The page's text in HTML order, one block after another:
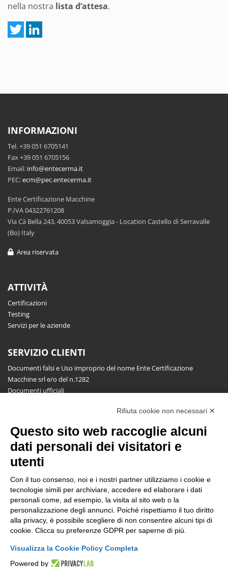
nella nostra lista d’attesa.
INFORMAZIONI
Tel. +39 051 6705141
Fax +39 051 6705156
Email: info@entecerma.it
PEC:ecm@pec.entecerma.it
Ente Certificazione Macchine
P.IVA 04322761208
Via Cà Bella 243, 40053 Valsamoggia - Location Castello di Serravalle
(Bo) Italy
Area riservata
ATTIVITÀ
Certificazioni
Testing
Servizi per le aziende
SERVIZIO CLIENTI
Documenti falsi e Uso improprio del nome Ente Certificazione
Macchine srl e/o del n.1282
Documenti ufficiali
NEWSLETTER
Resta aggiornato gratuitamente su tutte le novità.
Cliccando su Iscriviti dichiari di aver letto e accettato l'Informativa
Rifiuta cookie non necessari ✕
Questo sito web raccoglie alcuni
dati personali dei visitatori e
utenti
Con il tuo consenso, noi e i nostri partner utilizziamo i cookie e
tecnologie simili per archiviare, accedere ed elaborare i dati
personali come, ad esempio, la visita al sito web o la
personalizzazione degli annunci. Poiché rispettiamo il tuo diritto
alla privacy, è possibile scegliere di non consentire alcuni tipi di
cookie. Clicca su preferenze GDPR per saperne di più.
Visualizza la Cookie Policy Completa
Powered by